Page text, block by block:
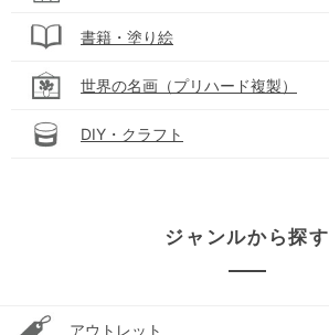
書籍・塗り絵
世界の名画（プリハード複製）
DIY・クラフト
ジャンルから探す
アウトレット